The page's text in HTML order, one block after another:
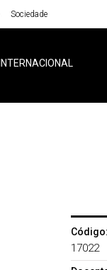
Sociedade
INTERNACIONAL
Código:
17022